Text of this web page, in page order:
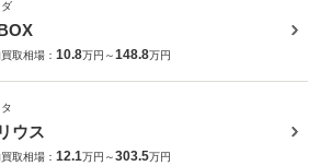
取相場： 10.8万円～148.8万円
ウス
取相場： 12.1万円～303.5万円